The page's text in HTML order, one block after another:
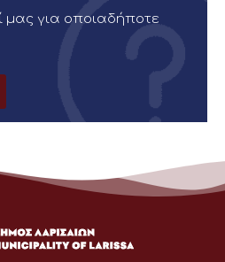
μας για οποιαδήποτε